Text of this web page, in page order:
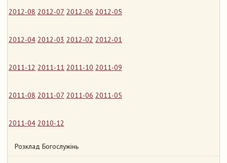
2012-08 2012-07 2012-06 2012-05
2012-04 2012-03 2012-02 2012-01
2011-12 2011-11 2011-10 2011-09
2011-08 2011-07 2011-06 2011-05
2011-04 2010-12
Розклад Богослужінь